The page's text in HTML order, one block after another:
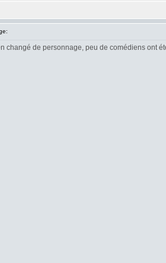
changé de personnage, peu de comédiens ont